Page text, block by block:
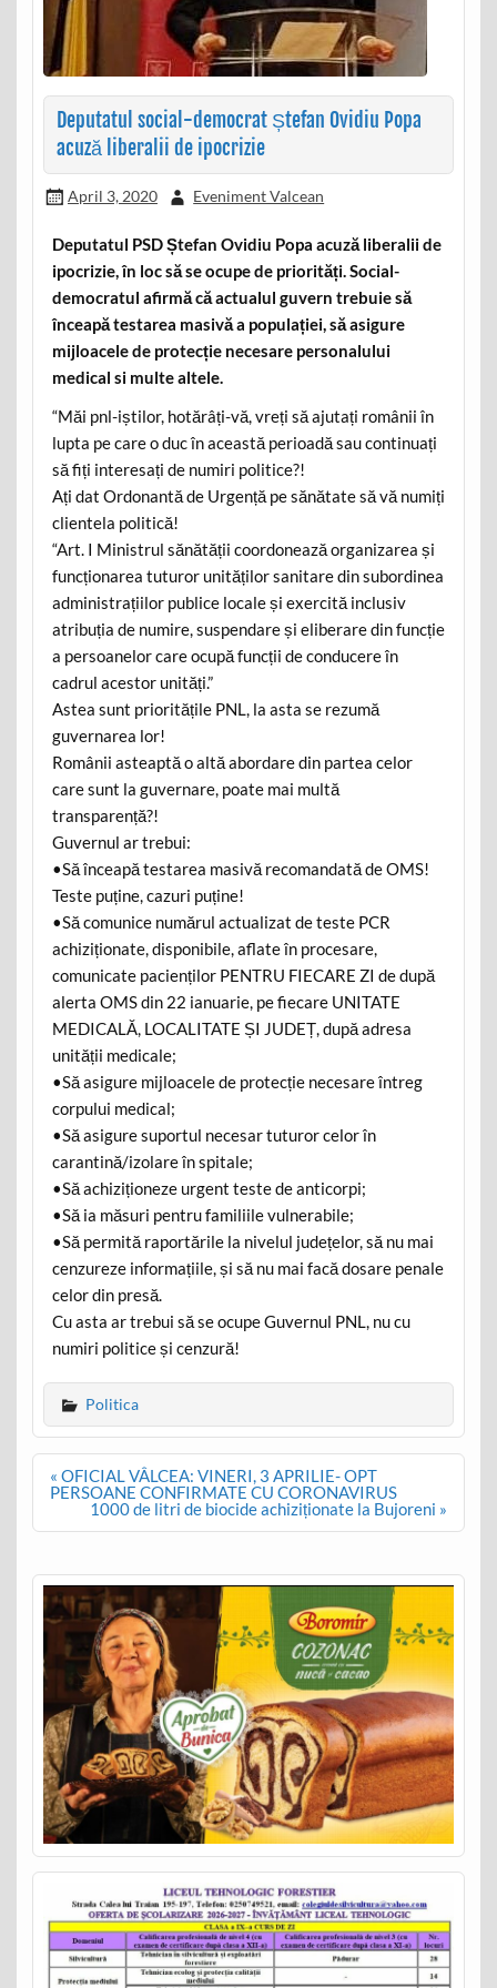
Deputatul social-democrat Ștefan Ovidiu Popa
acuză liberalii de ipocrizie
April 3, 2020 Eveniment Valcean
Deputatul PSD Ștefan Ovidiu Popa acuză liberalii de
ipocrizie, în loc să se ocupe de priorități. Social-
democratul afirmă că actualul guvern trebuie să
înceapă testarea masivă a populației, să asigure
mijloacele de protecție necesare personalului
medical si multe altele.
“Măi pnl-iștilor, hotărâți-vă, vreți să ajutați românii în
lupta pe care o duc în această perioadă sau continuați
să fiți interesați de numiri politice?!
Ați dat Ordonantă de Urgență pe sănătate să vă numiți
clientela politică!
“Art. I Ministrul sănătății coordonează organizarea și
funcționarea tuturor unităților sanitare din subordinea
administrațiilor publice locale și exercită inclusiv
atribuția de numire, suspendare și eliberare din funcție
a persoanelor care ocupă funcții de conducere în
cadrul acestor unități.”
Astea sunt prioritățile PNL, la asta se rezumă
guvernarea lor!
Românii asteaptă o altă abordare din partea celor
care sunt la guvernare, poate mai multă
transparență?!
Guvernul ar trebui:
•Să înceapă testarea masivă recomandată de OMS!
Teste puține, cazuri puține!
•Să comunice numărul actualizat de teste PCR
achiziționate, disponibile, aflate în procesare,
comunicate pacienților PENTRU FIECARE ZI de după
alerta OMS din 22 ianuarie, pe fiecare UNITATE
MEDICALĂ, LOCALITATE ȘI JUDEȚ, după adresa
unității medicale;
•Să asigure mijloacele de protecție necesare întreg
corpului medical;
•Să asigure suportul necesar tuturor celor în
carantină/izolare în spitale;
•Să achiziționeze urgent teste de anticorpi;
•Să ia măsuri pentru familiile vulnerabile;
•Să permită raportările la nivelul județelor, să nu mai
cenzureze informațiile, și să nu mai facă dosare penale
celor din presă.
Cu asta ar trebui să se ocupe Guvernul PNL, nu cu
numiri politice și cenzură!
Politica
Post
navigation
« OFICIAL VÂLCEA: VINERI, 3 APRILIE- OPT
PERSOANE CONFIRMATE CU CORONAVIRUS
1000 de litri de biocide achiziționate la Bujoreni »